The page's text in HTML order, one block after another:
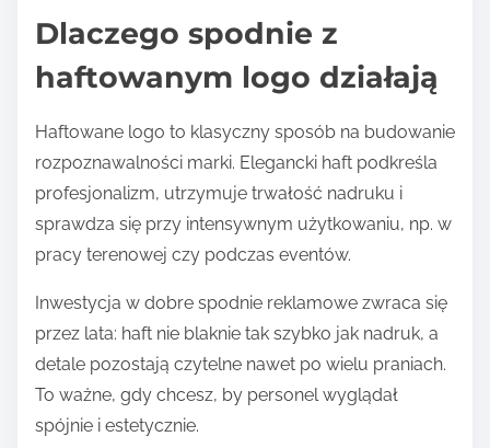
Dlaczego spodnie z
haftowanym logo działają
Haftowane logo to klasyczny sposób na budowanie
rozpoznawalności marki. Elegancki haft podkreśla
profesjonalizm, utrzymuje trwałość nadruku i
sprawdza się przy intensywnym użytkowaniu, np. w
pracy terenowej czy podczas eventów.
Inwestycja w dobre spodnie reklamowe zwraca się
przez lata: haft nie blaknie tak szybko jak nadruk, a
detale pozostają czytelne nawet po wielu praniach.
To ważne, gdy chcesz, by personel wyglądał
spójnie i estetycznie.